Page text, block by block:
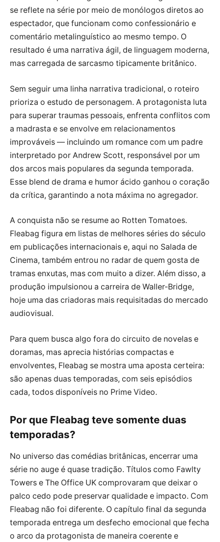
se reflete na série por meio de monólogos diretos ao
espectador, que funcionam como confessionário e
comentário metalinguístico ao mesmo tempo. O
resultado é uma narrativa ágil, de linguagem moderna,
mas carregada de sarcasmo tipicamente britânico.
Sem seguir uma linha narrativa tradicional, o roteiro
prioriza o estudo de personagem. A protagonista luta
para superar traumas pessoais, enfrenta conflitos com
a madrasta e se envolve em relacionamentos
improváveis — incluindo um romance com um padre
interpretado por Andrew Scott, responsável por um
dos arcos mais populares da segunda temporada.
Esse blend de drama e humor ácido ganhou o coração
da crítica, garantindo a nota máxima no agregador.
A conquista não se resume ao Rotten Tomatoes.
Fleabag figura em listas de melhores séries do século
em publicações internacionais e, aqui no Salada de
Cinema, também entrou no radar de quem gosta de
tramas enxutas, mas com muito a dizer. Além disso, a
produção impulsionou a carreira de Waller-Bridge,
hoje uma das criadoras mais requisitadas do mercado
audiovisual.
Para quem busca algo fora do circuito de novelas e
doramas, mas aprecia histórias compactas e
envolventes, Fleabag se mostra uma aposta certeira:
são apenas duas temporadas, com seis episódios
cada, todos disponíveis no Prime Video.
Por que Fleabag teve somente duas
temporadas?
No universo das comédias britânicas, encerrar uma
série no auge é quase tradição. Títulos como Fawlty
Towers e The Office UK comprovaram que deixar o
palco cedo pode preservar qualidade e impacto. Com
Fleabag não foi diferente. O capítulo final da segunda
temporada entrega um desfecho emocional que fecha
o arco da protagonista de maneira coerente e